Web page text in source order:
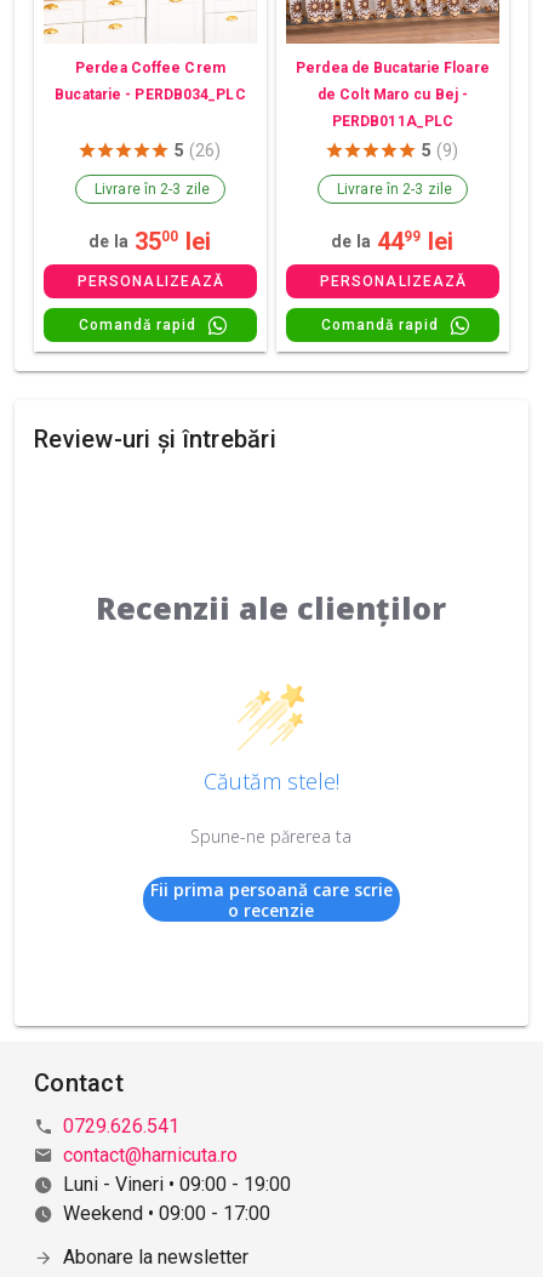
Perdea Coffee Crem
Bucatarie - PERDB034_PLC
5 (26)
Livrare în 2-3 zile
de la 3500 lei
PERSONALIZEAZĂ
Comandă rapid
Perdea de Bucatarie Floare
de Colt Maro cu Bej -
PERDB011A_PLC
5 (9)
Livrare în 2-3 zile
de la 4499 lei
PERSONALIZEAZĂ
Comandă rapid
Review-uri și întrebări
Recenzii ale clienților
Căutăm stele!
Spune-ne părerea ta
Fii prima persoană care scrie
o recenzie
Contact
0729.626.541
contact@harnicuta.ro
Luni - Vineri • 09:00 - 19:00
Weekend • 09:00 - 17:00
Abonare la newsletter